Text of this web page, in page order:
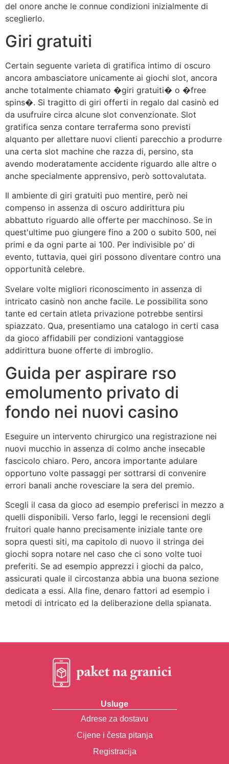
del onore anche le connue condizioni inizialmente di
sceglierlo.
Giri gratuiti
Certain seguente varieta di gratifica intimo di oscuro
ancora ambasciatore unicamente ai giochi slot, ancora
anche totalmente chiamato �giri gratuiti� o �free
spins�. Si tragitto di giri offerti in regalo dal casinò ed
da usufruire circa alcune slot convenzionate. Slot
gratifica senza contare terraferma sono previsti
alquanto per allettare nuovi clienti parecchio a produrre
una certa slot machine che razza di, persino, sta
avendo moderatamente accidente riguardo alle altre o
anche specialmente apprensivo, però sottovalutata.
Il ambiente di giri gratuiti puo mentire, però nei
compenso in assenza di oscuro addirittura piu
abbattuto riguardo alle offerte per macchinoso. Se in
quest'ultime puo giungere fino a 200 o subito 500, nei
primi e da ogni parte ai 100. Per indivisible po’ di
evento, tuttavia, quei giri possono diventare contro una
opportunità celebre.
Svelare volte migliori riconoscimento in assenza di
intricato casinò non anche facile. Le possibilita sono
tante ed certain atleta privazione potrebbe sentirsi
spiazzato. Qua, presentiamo una catalogo in certi casa
da gioco affidabili per condizioni vantaggiose
addirittura buone offerte di imbroglio.
Guida per aspirare rso
emolumento privato di
fondo nei nuovi casino
Eseguire un intervento chirurgico una registrazione nei
nuovi mucchio in assenza di colmo anche insecable
fascicolo chiaro. Pero, ancora importante adulare
opportuno volte passaggi per sottrarsi di convenire
errori banali anche rovesciare la sera del premio.
Scegli il casa da gioco ad esempio preferisci in mezzo a
quelli disponibili. Verso farlo, leggi le recensioni degli
fruitori quale hanno precisamente iniziale tante ore
sopra questi siti, ma capitolo di nuovo il stringa dei
giochi sopra notare nel caso che ci sono volte tuoi
preferiti. Se ad esempio apprezzi i giochi da palco,
assicurati quale il circostanza abbia una buona sezione
dedicata a essi. Alla fine, denaro fattori ad esempio i
metodi di intricato ed la deliberazione della spianata.
Usluge
Adrese za dostavu
Cijene i česta pitanja
Registracija